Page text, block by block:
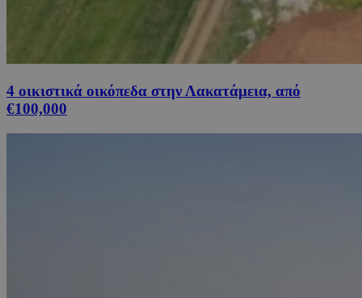
4 οικιστικά οικόπεδα στην Λακατάμεια, από
€100,000